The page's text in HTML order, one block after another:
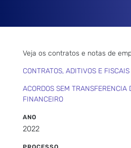
Veja os contratos e notas de
CONTRATOS, ADITIVOS E
ACORDOS SEM TRANSFERENCIA
FINANCEIRO
ANO
2022